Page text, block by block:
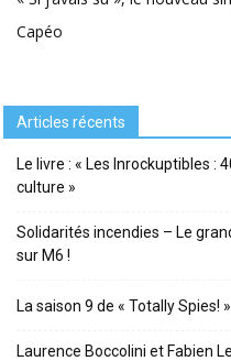
Capéo
Articles récents
Le livre : « Les Inrockuptibles :
culture »
Solidarités incendies – Le
sur M6 !
La saison 9 de « Totally Spies! »
Laurence Boccolini et Fabien